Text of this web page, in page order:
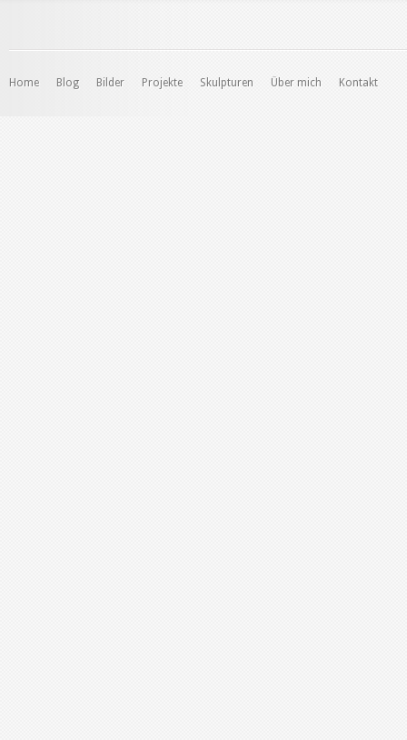
Home Blog Bilder Projekte Skulpturen Über mich Kontakt